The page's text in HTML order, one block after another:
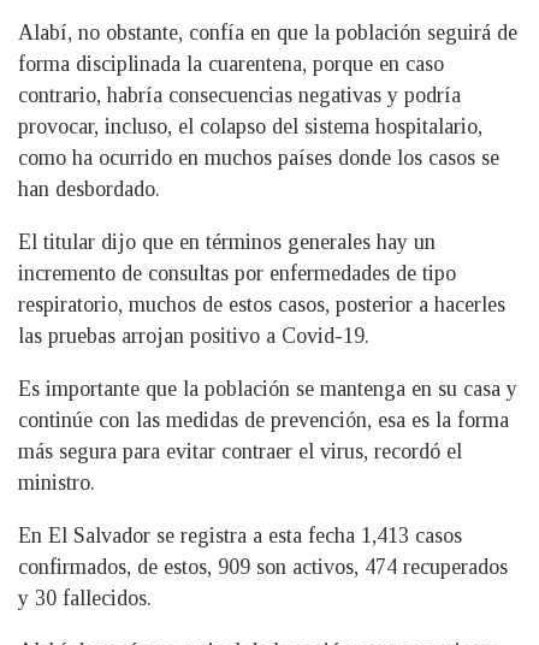
Alabí, no obstante, confía en que la población seguirá de
forma disciplinada la cuarentena, porque en caso
contrario, habría consecuencias negativas y podría
provocar, incluso, el colapso del sistema hospitalario,
como ha ocurrido en muchos países donde los casos se
han desbordado.
El titular dijo que en términos generales hay un
incremento de consultas por enfermedades de tipo
respiratorio, muchos de estos casos, posterior a hacerles
las pruebas arrojan positivo a Covid-19.
Es importante que la población se mantenga en su casa y
continúe con las medidas de prevención, esa es la forma
más segura para evitar contraer el virus, recordó el
ministro.
En El Salvador se registra a esta fecha 1,413 casos
confirmados, de estos, 909 son activos, 474 recuperados
y 30 fallecidos.